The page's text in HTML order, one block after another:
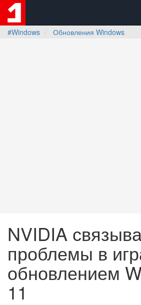
#Windows
Обновления Windows
NVIDIA
проблемы в
обновлением
11